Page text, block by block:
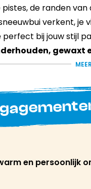
de randen
verkent, je
bij jouw stijl
gewaxt
de eerste bochten
van
passie: de
snowboard nodig,
en persoonlijk